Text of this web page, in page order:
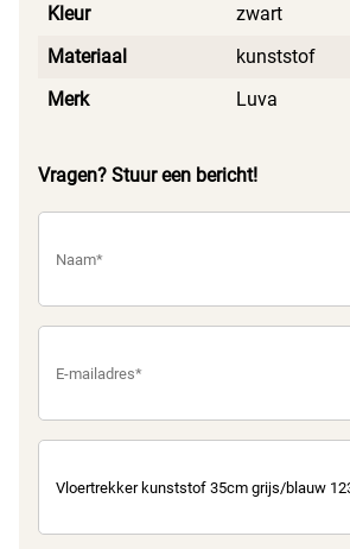
Kleur
zwart
Materiaal
kunststof
Merk
Luva
Vragen? Stuur een bericht!